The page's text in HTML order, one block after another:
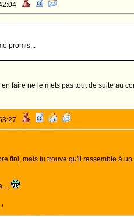
promis...
faire ne le mets pas tout de suite au
fini, mais tu trouve qu'il ressemble à
!